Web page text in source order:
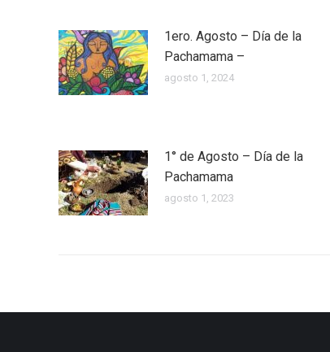
1ero. Agosto – Día de la
Pachamama –
agosto 1, 2024
1° de Agosto – Día de la
Pachamama
agosto 1, 2023